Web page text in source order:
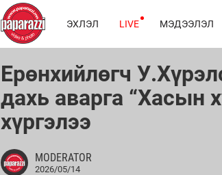
ЭХЛЭЛ LIVE МЭДЭЭЛЭЛ
Ерөнхийлөгч
дахь аварга “Хасын
хүргэлээ
MODERATOR
2026/05/14